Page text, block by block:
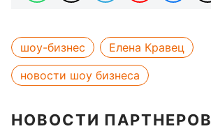
шоу-бизнес
Елена Кравец
новости шоу бизнеса
НОВОСТИ ПАРТНЕРОВ